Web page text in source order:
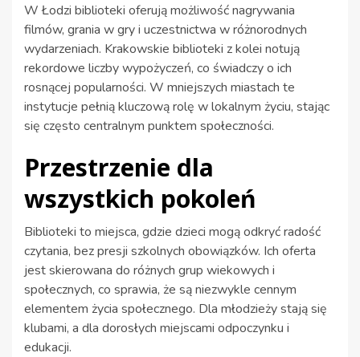
W Łodzi biblioteki oferują możliwość nagrywania
filmów, grania w gry i uczestnictwa w różnorodnych
wydarzeniach. Krakowskie biblioteki z kolei notują
rekordowe liczby wypożyczeń, co świadczy o ich
rosnącej popularności. W mniejszych miastach te
instytucje pełnią kluczową rolę w lokalnym życiu, stając
się często centralnym punktem społeczności.
Przestrzenie dla
wszystkich pokoleń
Biblioteki to miejsca, gdzie dzieci mogą odkryć radość
czytania, bez presji szkolnych obowiązków. Ich oferta
jest skierowana do różnych grup wiekowych i
społecznych, co sprawia, że są niezwykle cennym
elementem życia społecznego. Dla młodzieży stają się
klubami, a dla dorosłych miejscami odpoczynku i
edukacji.